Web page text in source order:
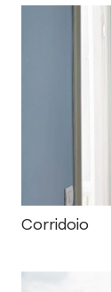
Corridoio